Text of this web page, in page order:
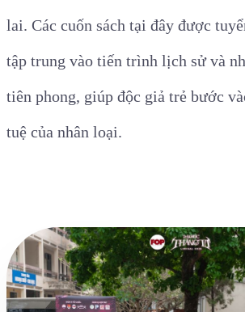
lai. Các cuốn sách tại đây được
tập trung vào tiến trình lịch sử và
tiên phong, giúp độc giả trẻ bước
tuệ của nhân loại.